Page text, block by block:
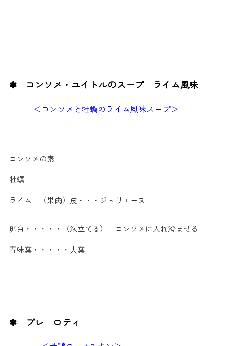
✽ コンソメ・ユイトルのスープ ライム風味
＜コンソメと牡蠣のライム風味スープ＞
コンソメの素
牡蠣
ライム （果肉）皮・・・ジュリエーヌ
卵白・・・・・（泡立てる） コンソメに入れ澄ませる
青味葉・・・・・大葉
✽ プレ ロティ